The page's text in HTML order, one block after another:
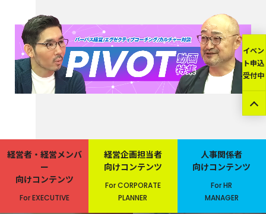
イベン
ト申込
受付中
経営者・経営メンバ
ー
向けコンテンツ
For EXECUTIVE
経営企画担当者
向けコンテンツ
For CORPORATE
PLANNER
人事関係者
向けコンテンツ
For HR
MANAGER